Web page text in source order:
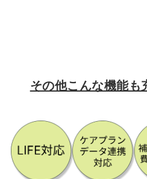
その他こんな機能も